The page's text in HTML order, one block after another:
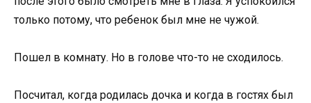
только потому, что ребенок был мне не чужой.
Пошел в комнату. Но в голове что-то не сходилось.
Посчитал, когда родилась дочка и когда в гостях был